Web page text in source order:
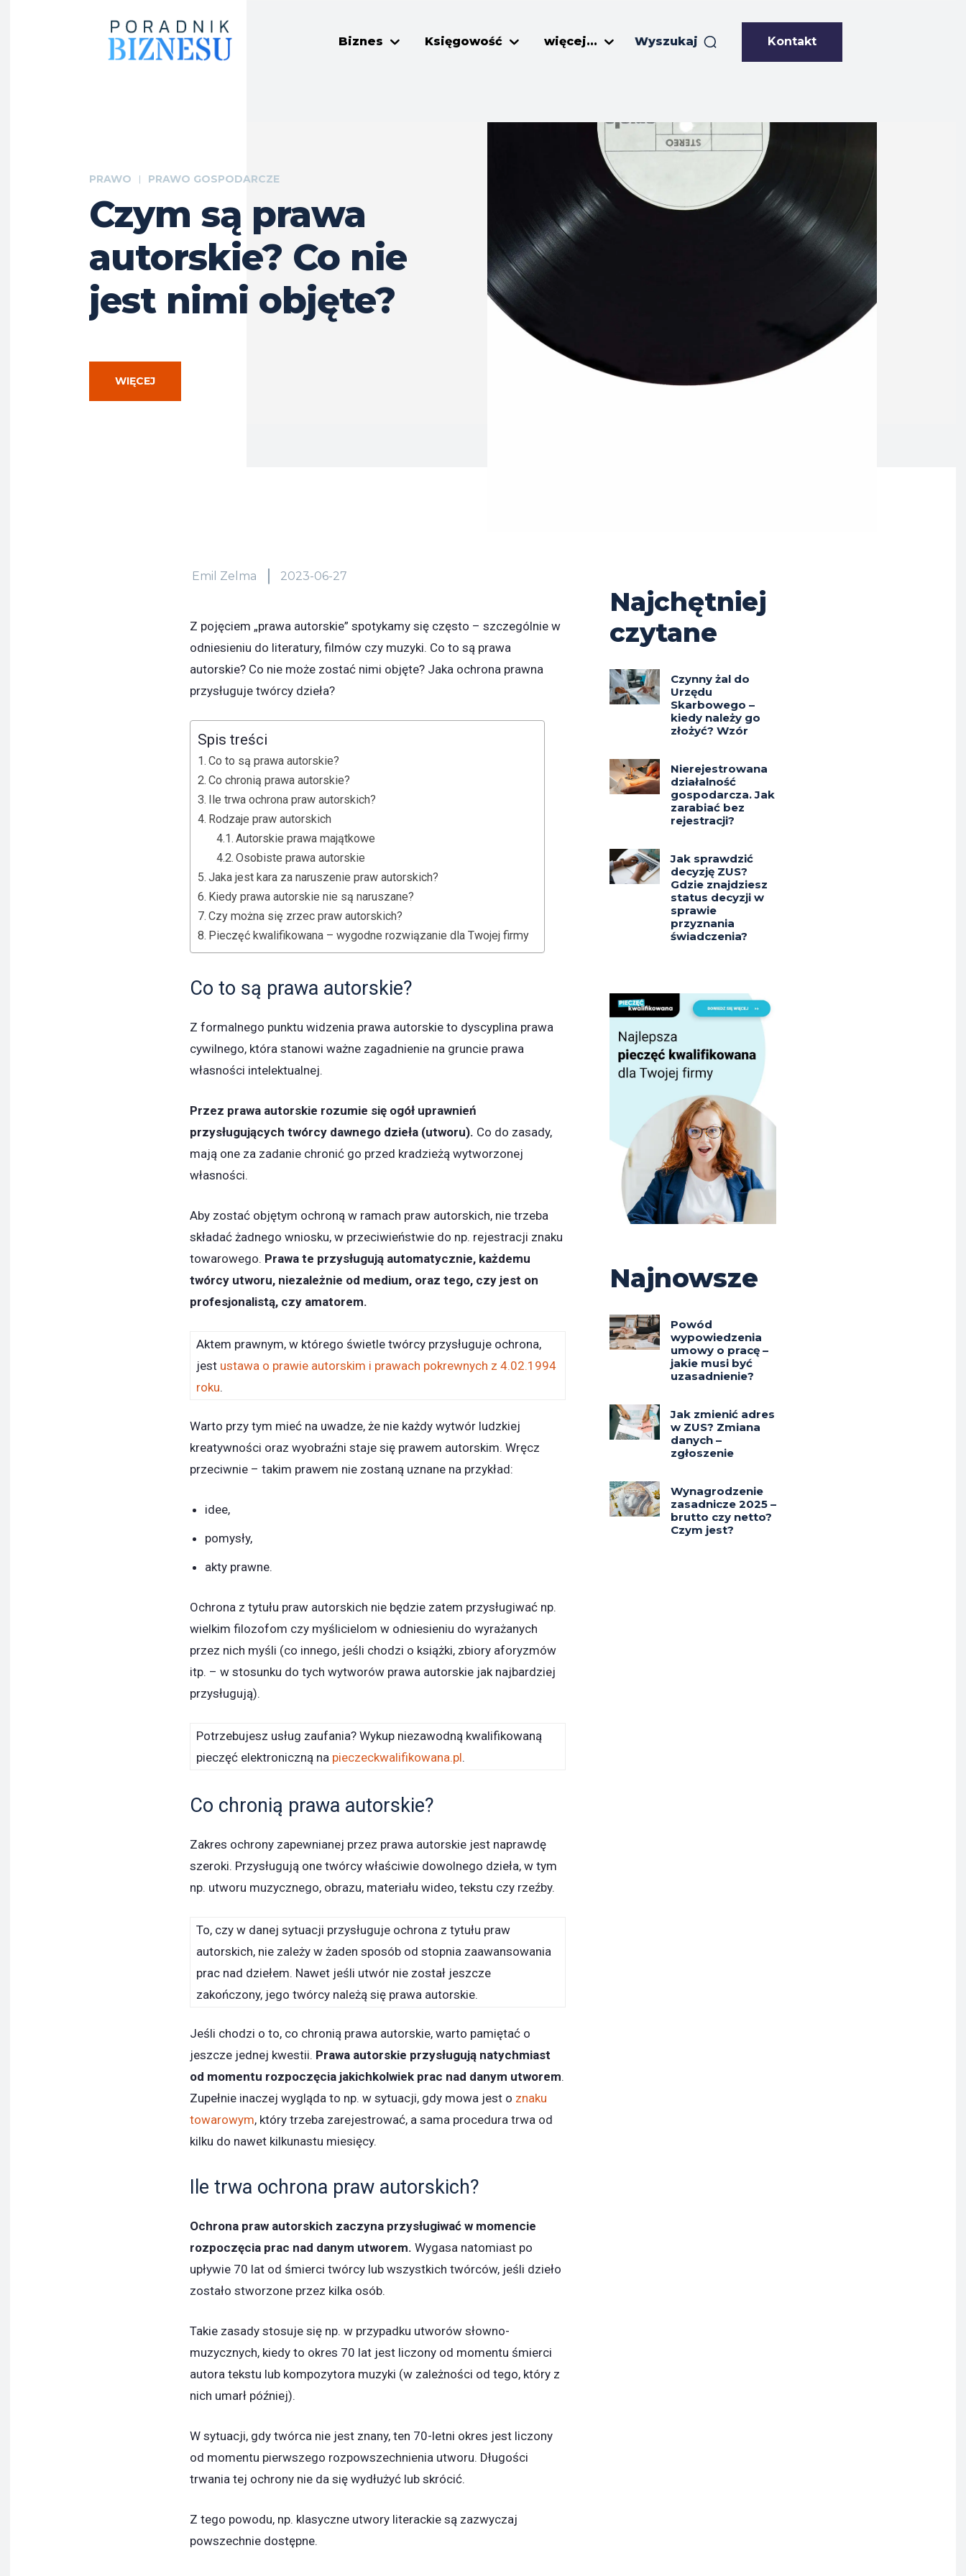
Biznes Księgowość więcej... Wyszukaj Kontakt
PRAWO PRAWO GOSPODARCZE
Czym są prawa
autorskie? Co nie
jest nimi objęte?
WIĘCEJ
Emil Zelma 2023-06-27
Z pojęciem „prawa autorskie” spotykamy się często – szczególnie w
odniesieniu do literatury, filmów czy muzyki. Co to są prawa
autorskie? Co nie może zostać nimi objęte? Jaka ochrona prawna
przysługuje twórcy dzieła?
Spis treści
Co to są prawa autorskie?
Co chronią prawa autorskie?
Ile trwa ochrona praw autorskich?
Rodzaje praw autorskich
Autorskie prawa majątkowe
Osobiste prawa autorskie
Jaka jest kara za naruszenie praw autorskich?
Kiedy prawa autorskie nie są naruszane?
Czy można się zrzec praw autorskich?
Pieczęć kwalifikowana – wygodne rozwiązanie dla Twojej firmy
Co to są prawa autorskie?
Z formalnego punktu widzenia prawa autorskie to dyscyplina prawa
cywilnego, która stanowi ważne zagadnienie na gruncie prawa
własności intelektualnej.
Przez prawa autorskie rozumie się ogół uprawnień
przysługujących twórcy dawnego dzieła (utworu). Co do zasady,
mają one za zadanie chronić go przed kradzieżą wytworzonej
własności.
Aby zostać objętym ochroną w ramach praw autorskich, nie trzeba
składać żadnego wniosku, w przeciwieństwie do np. rejestracji znaku
towarowego. Prawa te przysługują automatycznie, każdemu
twórcy utworu, niezależnie od medium, oraz tego, czy jest on
profesjonalistą, czy amatorem.
Aktem prawnym, w którego świetle twórcy przysługuje ochrona,
jest ustawa o prawie autorskim i prawach pokrewnych z 4.02.1994
roku.
Warto przy tym mieć na uwadze, że nie każdy wytwór ludzkiej
kreatywności oraz wyobraźni staje się prawem autorskim. Wręcz
przeciwnie – takim prawem nie zostaną uznane na przykład:
idee,
pomysły,
akty prawne.
Ochrona z tytułu praw autorskich nie będzie zatem przysługiwać np.
wielkim filozofom czy myślicielom w odniesieniu do wyrażanych
przez nich myśli (co innego, jeśli chodzi o książki, zbiory aforyzmów
itp. – w stosunku do tych wytworów prawa autorskie jak najbardziej
przysługują).
Potrzebujesz usług zaufania? Wykup niezawodną kwalifikowaną
pieczęć elektroniczną na pieczeckwalifikowana.pl.
Co chronią prawa autorskie?
Zakres ochrony zapewnianej przez prawa autorskie jest naprawdę
szeroki. Przysługują one twórcy właściwie dowolnego dzieła, w tym
np. utworu muzycznego, obrazu, materiału wideo, tekstu czy rzeźby.
To, czy w danej sytuacji przysługuje ochrona z tytułu praw
autorskich, nie zależy w żaden sposób od stopnia zaawansowania
prac nad dziełem. Nawet jeśli utwór nie został jeszcze
zakończony, jego twórcy należą się prawa autorskie.
Jeśli chodzi o to, co chronią prawa autorskie, warto pamiętać o
jeszcze jednej kwestii. Prawa autorskie przysługują natychmiast
od momentu rozpoczęcia jakichkolwiek prac nad danym utworem.
Zupełnie inaczej wygląda to np. w sytuacji, gdy mowa jest o znaku
towarowym, który trzeba zarejestrować, a sama procedura trwa od
kilku do nawet kilkunastu miesięcy.
Ile trwa ochrona praw autorskich?
Ochrona praw autorskich zaczyna przysługiwać w momencie
rozpoczęcia prac nad danym utworem. Wygasa natomiast po
upływie 70 lat od śmierci twórcy lub wszystkich twórców, jeśli dzieło
zostało stworzone przez kilka osób.
Takie zasady stosuje się np. w przypadku utworów słowno-
muzycznych, kiedy to okres 70 lat jest liczony od momentu śmierci
autora tekstu lub kompozytora muzyki (w zależności od tego, który z
nich umarł później).
W sytuacji, gdy twórca nie jest znany, ten 70-letni okres jest liczony
od momentu pierwszego rozpowszechnienia utworu. Długości
trwania tej ochrony nie da się wydłużyć lub skrócić.
Z tego powodu, np. klasyczne utwory literackie są zazwyczaj
powszechnie dostępne.
Najchętniej
czytane
Czynny żal do
Urzędu
Skarbowego –
kiedy należy go
złożyć? Wzór
Nierejestrowana
działalność
gospodarcza. Jak
zarabiać bez
rejestracji?
Jak sprawdzić
decyzję ZUS?
Gdzie znajdziesz
status decyzji w
sprawie
przyznania
świadczenia?
Najnowsze
Powód
wypowiedzenia
umowy o pracę –
jakie musi być
uzasadnienie?
Jak zmienić adres
w ZUS? Zmiana
danych –
zgłoszenie
Wynagrodzenie
zasadnicze 2025 –
brutto czy netto?
Czym jest?